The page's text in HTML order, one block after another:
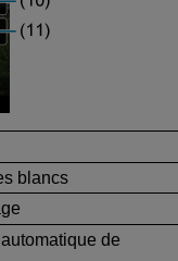
blancs
de